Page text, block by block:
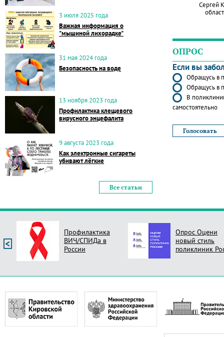
3 июля 2025 года
Важная информация о
"мышиной лихорадке"
31 мая 2024 года
Безопасность на воде
13 ноября 2023 года
Профилактика клещевого
вирусного энцефалита
9 августа 2023 года
Как электронные сигареты
убивают лёгкие
Все статьи
Сергей
ОПРОС
Если вы
Обращусь в
Обращусь в
В
самостоятельно
Опрос Оцени
новый стиль
поликлиник России
Независимая
оценка
услуг